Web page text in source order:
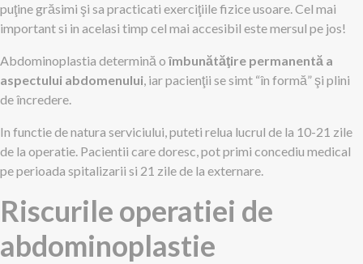
puţine grăsimi şi sa practicati exerciţiile fizice usoare. Cel mai
important si in acelasi timp cel mai accesibil este mersul pe jos!
Abdominoplastia determină oîmbunătăţire permanentă a
aspectului abdomenului, iar pacienţii se simt “în formă” şi plini
de încredere.
In functie de natura serviciului, puteti relua lucrul de la 10-21 zile
de la operatie. Pacientii care doresc, pot primi concediu medical
pe perioada spitalizarii si 21 zile de la externare.
Riscurile operatiei de
abdominoplastie